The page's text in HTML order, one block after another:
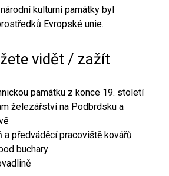
kulturní památky byl
Evropské unie.
vidět / zažít
památku z konce 19. století
železářství na Podbrdsku a
a předváděcí pracoviště kovářů
buchary